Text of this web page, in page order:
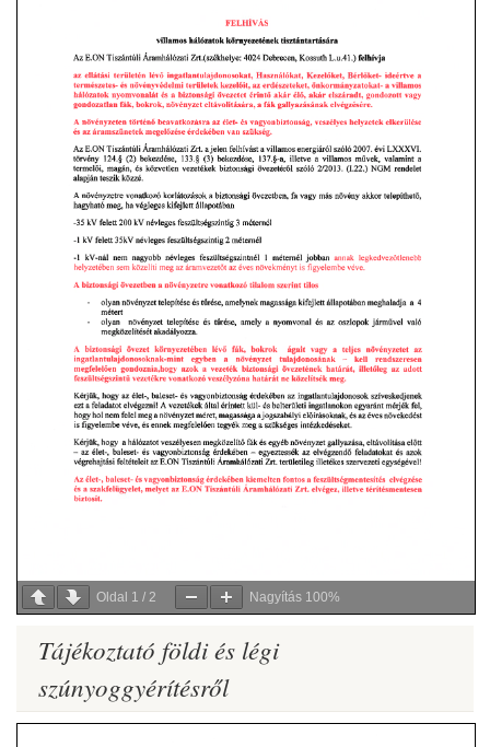
Oldal 1 / 2 Nagyítás 100%
Tájékoztató földi és légi
szúnyoggyérítésről